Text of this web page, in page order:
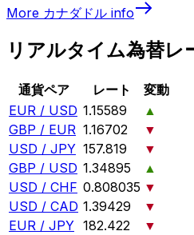
More カナダドル info
リアルタイム為替レ
通貨ペア レート
変動
EUR / USD 1.15589
▲
GBP / EUR 1.16702
▼
USD / JPY 157.819
▼
GBP / USD 1.34895
▲
USD / CHF 0.808035 ▼
USD / CAD 1.39429
▼
EUR / JPY 182.422
▼